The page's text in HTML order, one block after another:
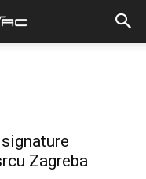
Zagreba